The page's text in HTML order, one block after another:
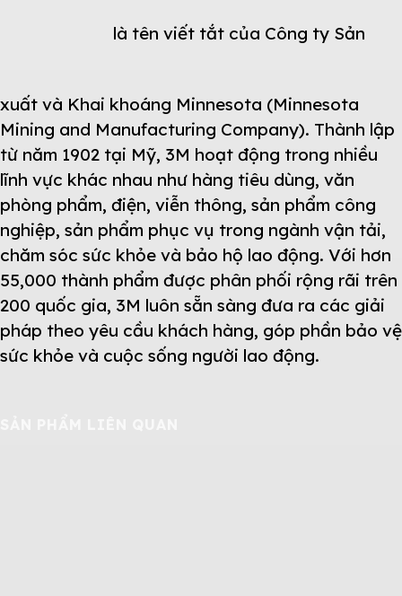
là tên viết tắt của Công ty Sản
xuất và Khai khoáng Minnesota (Minnesota
Mining and Manufacturing Company). Thành lập
từ năm 1902 tại Mỹ, 3M hoạt động trong nhiều
lĩnh vực khác nhau như hàng tiêu dùng, văn
phòng phẩm, điện, viễn thông, sản phẩm công
nghiệp, sản phẩm phục vụ trong ngành vận tải,
chăm sóc sức khỏe và bảo hộ lao động. Với hơn
55,000 thành phẩm được phân phối rộng rãi trên
200 quốc gia, 3M luôn sẵn sàng đưa ra các giải
pháp theo yêu cầu khách hàng, góp phần bảo vệ
sức khỏe và cuộc sống người lao động.